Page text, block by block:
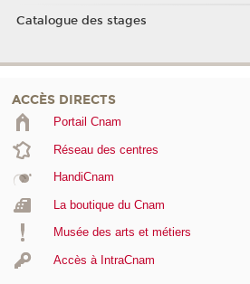
Catalogue des stages
ACCÈS DIRECTS
Portail Cnam
Réseau des centres
HandiCnam
La boutique du Cnam
Musée des arts et métiers
Accès à IntraCnam